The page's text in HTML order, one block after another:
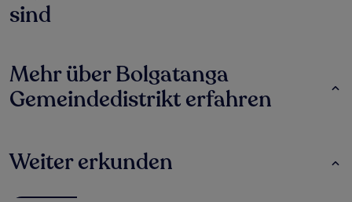
sind
Mehr über Bolgatanga
Gemeindedistrikt erfahren
Weiter erkunden